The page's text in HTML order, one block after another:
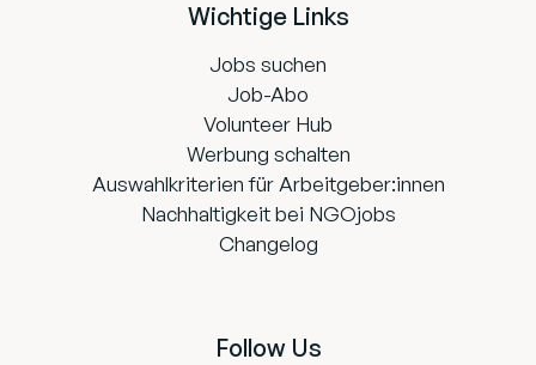
Wichtige Links
Jobs suchen
Job-Abo
Volunteer Hub
Werbung schalten
Auswahlkriterien für Arbeitgeber:innen
Nachhaltigkeit bei NGOjobs
Changelog
Follow Us